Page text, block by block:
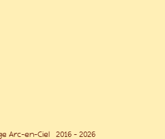
Arc-en-Ciel 2016 - 2026